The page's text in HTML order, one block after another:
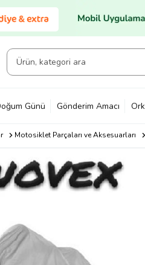
Günü Gönderim Amacı
Motosiklet Parçaları ve Aksesuarları